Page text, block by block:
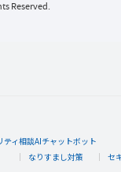
Reserved.
ティ相談AIチャットボット
なりすまし対策 セ